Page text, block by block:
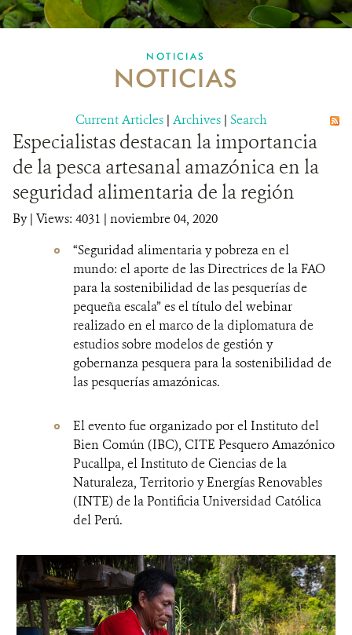
MECANISMO DE ATENCIÓN DE QUEJAS Y RECLAMOS
DONA
NOTICIAS
NOTICIAS
Current Articles | Archives | Search
Especialistas destacan la importancia
de la pesca artesanal amazónica en la
seguridad alimentaria de la región
By| Views: 4031 | noviembre 04, 2020
“Seguridad alimentaria y pobreza en el
mundo: el aporte de las Directrices de la FAO
para la sostenibilidad de las pesquerías de
pequeña escala” es el título del webinar
realizado en el marco de la diplomaturade
estudios sobre modelos de gestión y
gobernanza pesquera para la sostenibilidad de
las pesquerías amazónicas.
El evento fue organizado por el Instituto del
Bien Común (IBC), CITE Pesquero Amazónico
Pucallpa, el Instituto de Ciencias de la
Naturaleza, Territorio y Energías Renovables
(INTE) de la Pontificia Universidad Católica
del Perú.